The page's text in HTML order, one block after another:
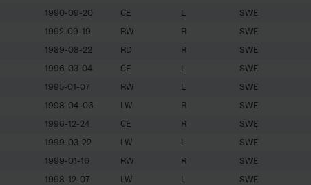
1990-09-20 CE L SWE
1992-09-19 RW R SWE
1989-08-22 RD R SWE
1996-03-04 CE L SWE
1995-01-07 RW L SWE
1998-04-06 LW R SWE
1996-12-24 CE R SWE
1999-03-22 LW L SWE
1999-01-16 RW R SWE
1998-12-07 LW L SWE